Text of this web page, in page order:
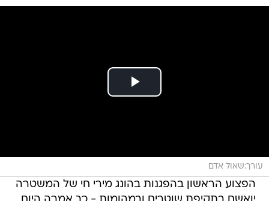
עורך:שאול אדם
הפצוע הראשון בהפגנות בהונג מירי חי של המשטרה